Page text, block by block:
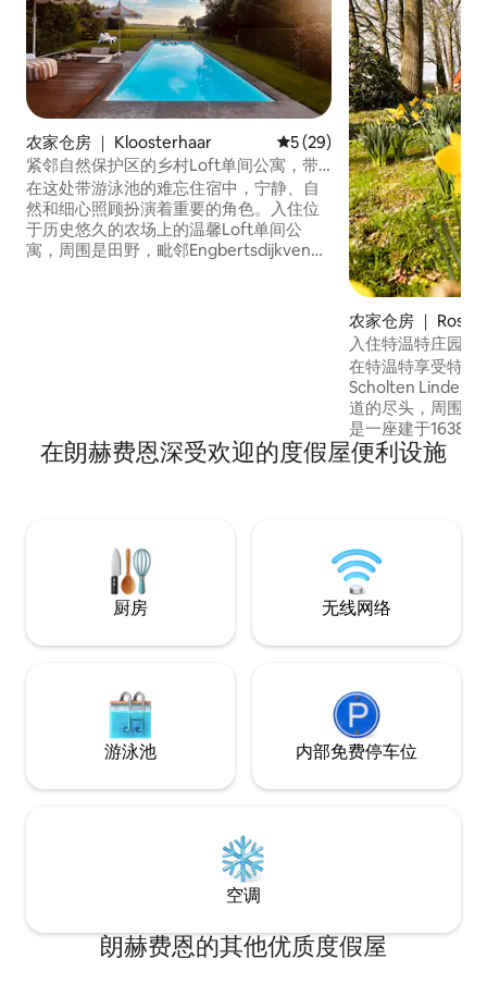
农家仓房 ｜ Kloosterhaar 平均评分 5 分（满分 5 分）
5 (29)
紧邻自然保护区的乡村Loft单间公寓，带
游泳池
在这处带游泳池的难忘住宿中，宁静、自
然和细心照顾扮演着重要的角色。入住位
于历史悠久的农场上的温馨Loft单间公
寓，周围是田野，毗邻Engbertsdijkvenen
农家仓房 ｜
入住特温特庄园
在特温特享受特别
Scholten Linde庄
道的尽头，周围有
是一座建于1638
鸟儿的鸣叫，树木
距离艺术小镇
给我们发消息。
在朗赫费恩深受欢迎的度假屋便利设施
厨房 无线网络
游泳池 内部免费停车位
空调
朗赫费恩的其他优质度假屋